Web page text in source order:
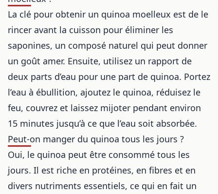
La clé pour obtenir un quinoa moelleux est de le
rincer avant la cuisson pour éliminer les
saponines, un composé naturel qui peut donner
un goût amer. Ensuite, utilisez un rapport de
deux parts d’eau pour une part de quinoa. Portez
l’eau à ébullition, ajoutez le quinoa, réduisez le
feu, couvrez et laissez mijoter pendant environ
15 minutes jusqu’à ce que l’eau soit absorbée.
Peut-on manger du quinoa tous les jours ?
Oui, le quinoa peut être consommé tous les
jours. Il est riche en protéines, en fibres et en
divers nutriments essentiels, ce qui en fait un